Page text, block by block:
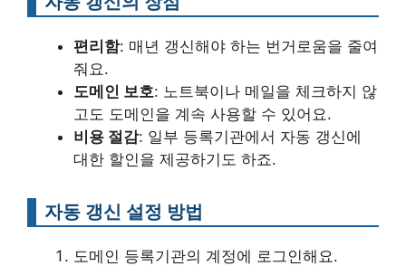
편리함: 매년 갱신해야 하는 번거로움을 줄여
줘요.
도메인 보호: 노트북이나 메일을 체크하지 않
고도 도메인을 계속 사용할 수 있어요.
비용 절감: 일부 등록기관에서 자동 갱신에
대한 할인을 제공하기도 하죠.
자동 갱신 설정 방법
도메인 등록기관의 계정에 로그인해요.